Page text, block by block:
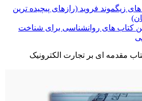
زیگموند فروید (رازهای پیچیده ترین
کتاب های روانشناسی برای شناخت
مقدمه‌ ای بر تجارت الکترونیک